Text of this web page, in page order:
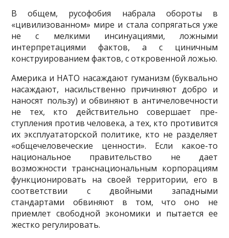
В общем, русофобия набрала обороты в
«цивилизованном» мире и стала сопрягаться уже
не с мелкими инсинуациями, ложными
интерпретациями фактов, а с циничным
конструированием фактов, с откровенной ложью.
Америка и НАТО насаждают гуманизм (буквально
насаждают, насильственно причиняют добро и
наносят пользу) и обвиняют в античеловечности
не тех, кто действительно совершает пре­
ступления против человека, а тех, кто противится
их эксплуататорской политике, кто не разделяет
«общечеловеческие ценности». Если какое-то
национальное правительство не дает
возможности транснациональным корпорациям
функционировать на своей территории, его в
соответствии с двойными западными
стандартами обвиняют в том, что оно не
приемлет свободной экономики и пытается ее
жестко регулировать.